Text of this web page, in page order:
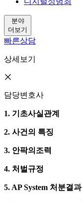
분야
더보기
빠른상담
상세보기
담당변호사
1. 기초사실관계
2. 사건의 특징
3. 안팍의조력
4. 처벌규정
5. AP System 처분결과